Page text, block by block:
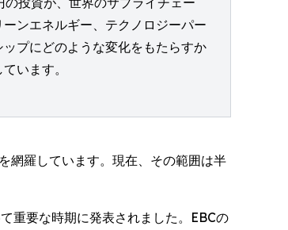
ーンエネルギー、テクノロジーパー
ップにどのような変化をもたらすか
います。
網羅しています。現在、その範囲は半
重要な時期に発表されました。EBCの